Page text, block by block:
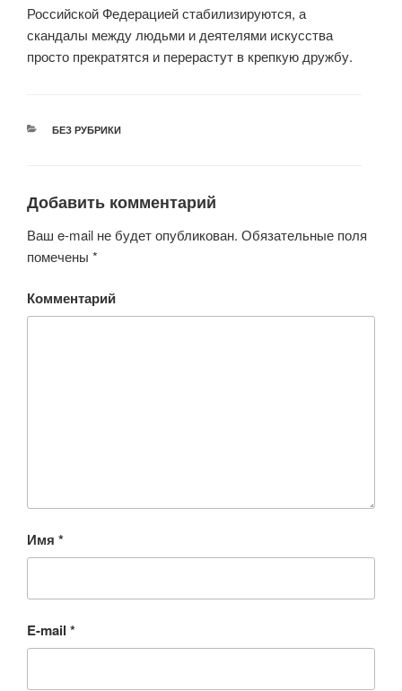
Российской Федерацией стабилизируются, а
скандалы между людьми и деятелями искусства
просто прекратятся и перерастут в крепкую дружбу.
РУБРИКИ
БЕЗ РУБРИКИ
Добавить комментарий
Ваш e-mail не будет опубликован. Обязательные поля
помечены *
Комментарий
Имя *
E-mail *